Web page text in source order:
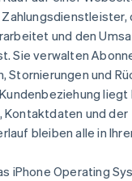
und den
Sie verwalten
Stornierungen und
liegt
Kontaktdaten und der
bleiben alle in
iPhone Operating